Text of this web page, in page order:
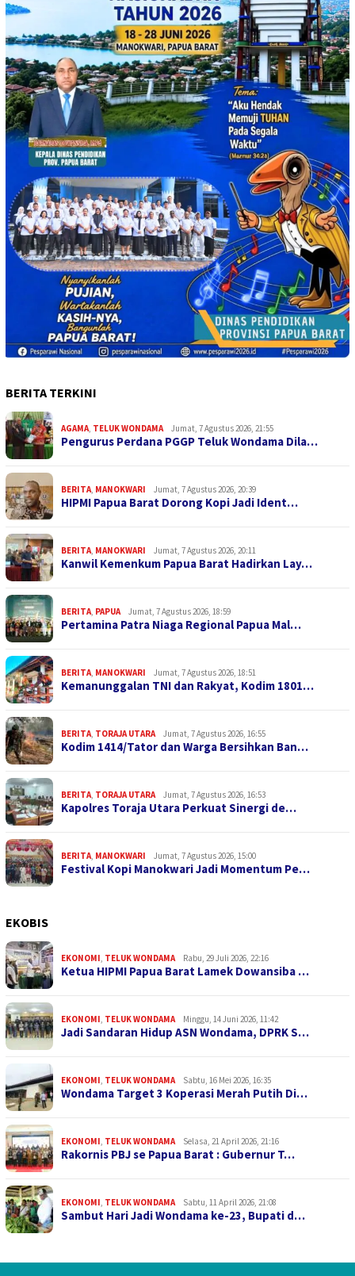
BERITA TERKINI
AGAMA, TELUK WONDAMA Jumat, 7 Agustus 2026, 21:55
Pengurus Perdana PGGP Teluk Wondama Dila…
BERITA, MANOKWARI Jumat, 7 Agustus 2026, 20:39
HIPMI Papua Barat Dorong Kopi Jadi Ident…
BERITA, MANOKWARI Jumat, 7 Agustus 2026, 20:11
Kanwil Kemenkum Papua Barat Hadirkan Lay…
BERITA, PAPUA Jumat, 7 Agustus 2026, 18:59
Pertamina Patra Niaga Regional Papua Mal…
BERITA, MANOKWARI Jumat, 7 Agustus 2026, 18:51
Kemanunggalan TNI dan Rakyat, Kodim 1801…
BERITA, TORAJA UTARA Jumat, 7 Agustus 2026, 16:55
Kodim 1414/Tator dan Warga Bersihkan Ban…
BERITA, TORAJA UTARA Jumat, 7 Agustus 2026, 16:53
Kapolres Toraja Utara Perkuat Sinergi de…
BERITA, MANOKWARI Jumat, 7 Agustus 2026, 15:00
Festival Kopi Manokwari Jadi Momentum Pe…
EKOBIS
EKONOMI, TELUK WONDAMA Rabu, 29 Juli 2026, 22:16
Ketua HIPMI Papua Barat Lamek Dowansiba …
EKONOMI, TELUK WONDAMA Minggu, 14 Juni 2026, 11:42
Jadi Sandaran Hidup ASN Wondama, DPRK S…
EKONOMI, TELUK WONDAMA Sabtu, 16 Mei 2026, 16:35
Wondama Target 3 Koperasi Merah Putih Di…
EKONOMI, TELUK WONDAMA Selasa, 21 April 2026, 21:16
Rakornis PBJ se Papua Barat : Gubernur T…
EKONOMI, TELUK WONDAMA Sabtu, 11 April 2026, 21:08
Sambut Hari Jadi Wondama ke-23, Bupati d…